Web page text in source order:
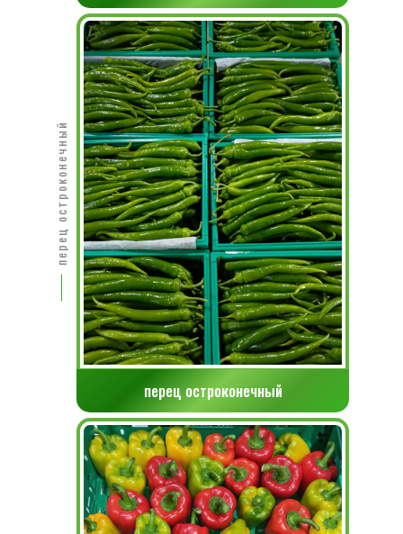
перец остроконечный
перец остроконечный